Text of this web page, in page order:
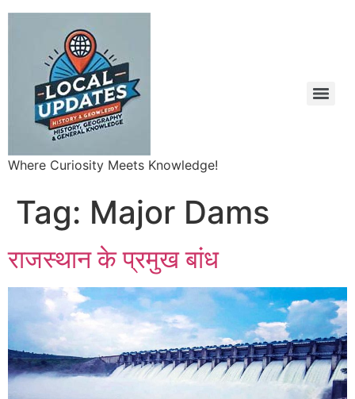
Where Curiosity Meets Knowledge!
Tag: Major Dams
राजस्थान के प्रमुख बांध